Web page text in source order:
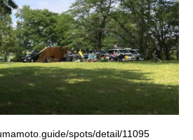
spots/detail/11095